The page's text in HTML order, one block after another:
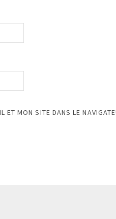
ET MON SITE DANS LE